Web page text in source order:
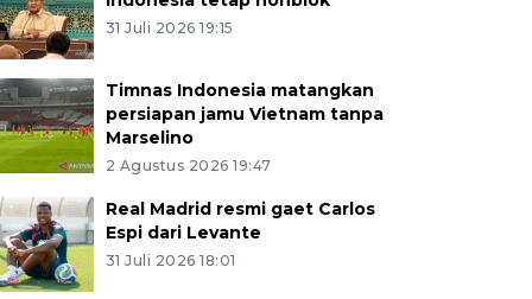
31 Juli 2026 19:15
Timnas Indonesia matangkan
persiapan jamu Vietnam tanpa
Marselino
2 Agustus 2026 19:47
Real Madrid resmi gaet Carlos
Espi dari Levante
31 Juli 2026 18:01